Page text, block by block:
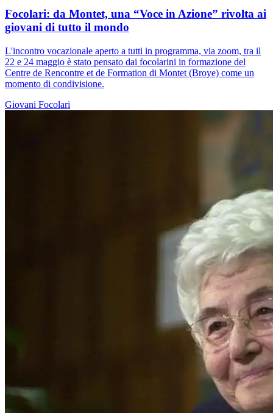
Focolari: da Montet, una “Voce in Azione” rivolta ai
giovani di tutto il mondo
L'incontro vocazionale aperto a tutti in programma, via zoom, tra il
22 e 24 maggio è stato pensato dai focolarini in formazione del
Centre de Rencontre et de Formation di Montet (Broye) come un
momento di condivisione.
Giovani Focolari